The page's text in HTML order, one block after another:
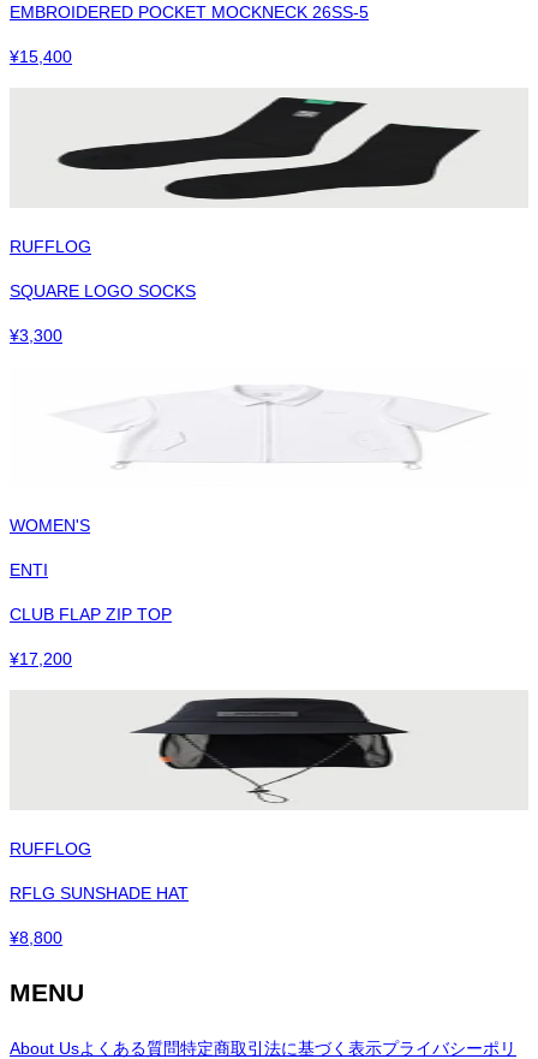
EMBROIDERED POCKET MOCKNECK 26SS-5
¥15,400
RUFFLOG
SQUARE LOGO SOCKS
¥3,300
WOMEN'S
ENTI
CLUB FLAP ZIP TOP
¥17,200
RUFFLOG
RFLG SUNSHADE HAT
¥8,800
MENU
About Usよくある質問特定商取引法に基づく表示プライバシーポリ